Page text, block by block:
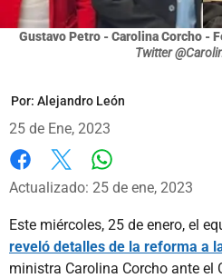
Gustavo Petro - Carolina Corcho -
Twitter
Por: Alejandro León
25 de Ene, 2023
Facebook
X
Actualizado: 25 de ene, 2023
Este miércoles, 25 de enero, el
reveló detalles de la reforma a
ministra Carolina Corcho ante el